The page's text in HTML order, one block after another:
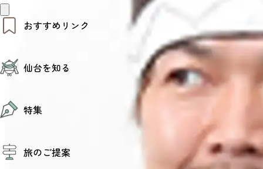
おすすめリンク
モデルコース
お得なチケット
仙台を知る
エリアガイド
仙台から行く東北周遊旅
伝統的工芸品
特集
夜時間トピックス
旅のご提案